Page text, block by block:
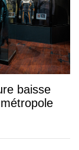
baisse